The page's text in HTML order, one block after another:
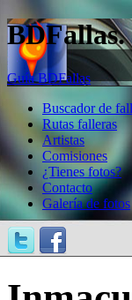
BDFallas.
Guía BDFallas
Buscador de
Rutas falleras
Artistas
Comisiones
¿Tienes fotos?
Contacto
Galería de fotos